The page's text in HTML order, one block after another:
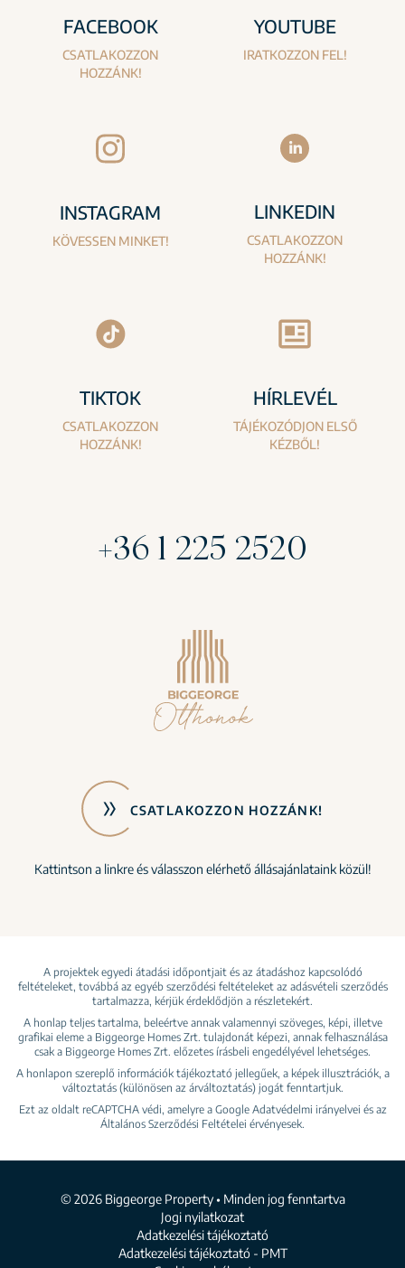
FACEBOOK
CSATLAKOZZON
HOZZÁNK!
YOUTUBE
IRATKOZZON FEL!
INSTAGRAM
KÖVESSEN MINKET!
LINKEDIN
CSATLAKOZZON
HOZZÁNK!
TIKTOK
CSATLAKOZZON
HOZZÁNK!
HÍRLEVÉL
TÁJÉKOZÓDJON ELSŐ
KÉZBŐL!
+36 1 225 2520
CSATLAKOZZON HOZZÁNK!
Kattintson a linkre és válasszon elérhető állásajánlataink közül!
A projektek egyedi átadási időpontjait és az átadáshoz kapcsolódó
feltételeket, továbbá az egyéb szerződési feltételeket az adásvételi szerződés
tartalmazza, kérjük érdeklődjön a részletekért.
A honlap teljes tartalma, beleértve annak valamennyi szöveges, képi, illetve
grafikai eleme a Biggeorge Homes Zrt. tulajdonát képezi, annak felhasználása
csak a Biggeorge Homes Zrt. előzetes írásbeli engedélyével lehetséges.
A honlapon szereplő információk tájékoztató jellegűek, a képek illusztrációk, a
változtatás (különösen az árváltoztatás) jogát fenntartjuk.
Ezt az oldalt reCAPTCHA védi, amelyre a Google Adatvédelmi irányelvei és az
Általános Szerződési Feltételei érvényesek.
© 2026 Biggeorge Property • Minden jog fenntartva
Jogi nyilatkozat
Adatkezelési tájékoztató
Adatkezelési tájékoztató - PMT